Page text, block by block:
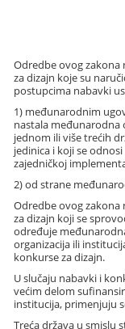
Odredbe ovog zakona
za dizajn koje su
postupcima nabavki
1) međunarodnim
nastala međunarodna
jednom ili više trećih
jedinica i koji se
zajedničkoj
2) od strane
Odredbe ovog zakona
za dizajn koji se
određuje
organizacija ili
konkurse za dizajn.
U slučaju nabavki i
većim delom
institucija, primenjuju
Treća država u smislu